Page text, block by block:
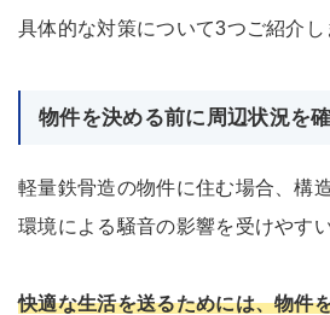
具体的な対策について3つご紹介し
物件を決める前に周辺状況を
軽量鉄骨造の物件に住む場合、構
環境による騒音の影響を受けやす
快適な生活を送るためには、物件